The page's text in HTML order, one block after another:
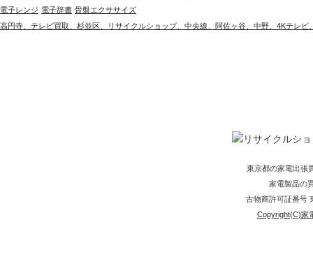
電子レンジ 電子辞書 骨盤エクササイズ
高円寺、テレビ買取、杉並区、リサイクルショップ、中央線、阿佐ヶ谷、中野、4Kテレビ
東京都の家電出張
家電製品の
古物商許可証番号
Copyright(C)家